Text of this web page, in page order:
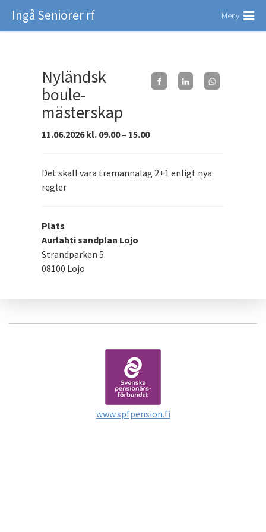
Ingå Seniorer rf Meny
Nyländsk
boule-
mästerskap
11.06.2026 kl. 09.00 – 15.00
Det skall vara tremannalag 2+1 enligt nya
regler
Plats
Aurlahti sandplan Lojo
Strandparken 5
08100 Lojo
www.spfpension.fi